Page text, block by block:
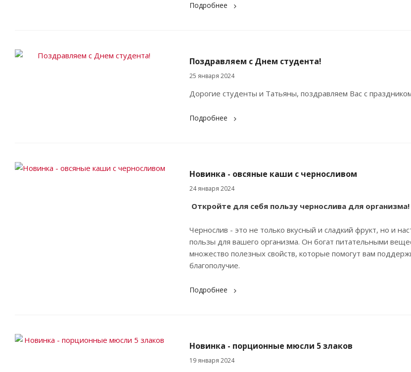
Подробнее
Поздравляем с Днем студента!
25 января 2024
Дорогие студенты и Татьяны, поздравляем Вас с
Подробнее
Новинка - овсяные каши с черносливом
24 января 2024
Откройте для себя пользу чернослива для организма!
Чернослив - это не только вкусный и сладкий фрукт, но и
пользы для вашего организма. Он богат питательными
множество полезных свойств, которые помогут вам
благополучие.
Подробнее
Новинка - порционные мюсли 5 злаков
19 января 2024